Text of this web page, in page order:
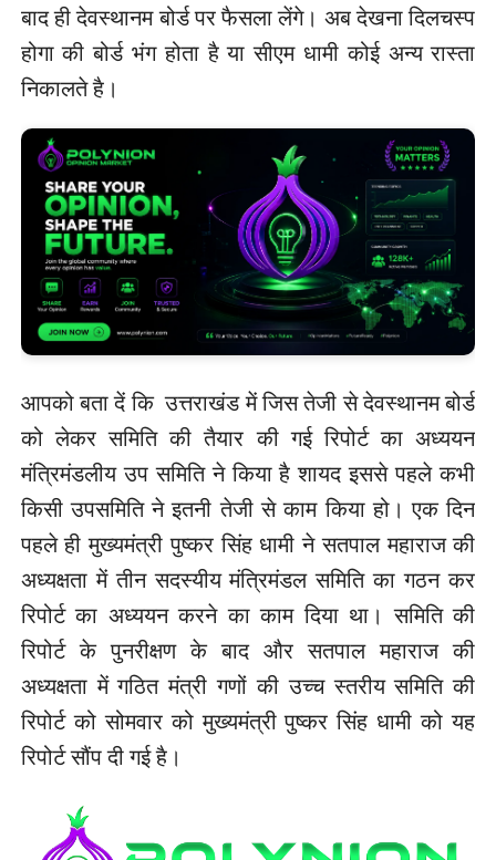
बाद ही देवस्थानम बोर्ड पर फैसला लेंगे। अब देखना दिलचस्प
होगा की बोर्ड भंग होता है या सीएम धामी कोई अन्य रास्ता
निकालते है।
आपको बता दें कि उत्तराखंड में जिस तेजी से देवस्थानम बोर्ड
को लेकर समिति की तैयार की गई रिपोर्ट का अध्ययन
मंत्रिमंडलीय उप समिति ने किया है शायद इससे पहले कभी
किसी उपसमिति ने इतनी तेजी से काम किया हो। एक दिन
पहले ही मुख्यमंत्री पुष्कर सिंह धामी ने सतपाल महाराज की
अध्यक्षता में तीन सदस्यीय मंत्रिमंडल समिति का गठन कर
रिपोर्ट का अध्ययन करने का काम दिया था। समिति की
रिपोर्ट के पुनरीक्षण के बाद और सतपाल महाराज की
अध्यक्षता में गठित मंत्री गणों की उच्च स्तरीय समिति की
रिपोर्ट को सोमवार को मुख्यमंत्री पुष्कर सिंह धामी को यह
रिपोर्ट सौंप दी गई है।